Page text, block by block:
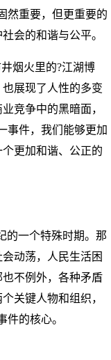
然重要，但更重要的
会的和谐与公平。
井烟火里的?江湖博
展现了人性的多变
竞争中的黑暗面，
事件，我们能够更加
更加和谐、公正的
的一个特殊时期。那
动荡，人民生活困
不例外，各种矛盾
关键人物和组织，
件的核心。